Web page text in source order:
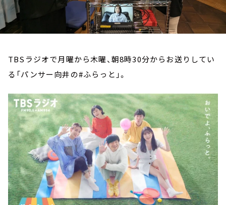
TBSラジオで月曜から木曜、朝8時30分からお送りしてい
る「パンサー向井の#ふらっと」。